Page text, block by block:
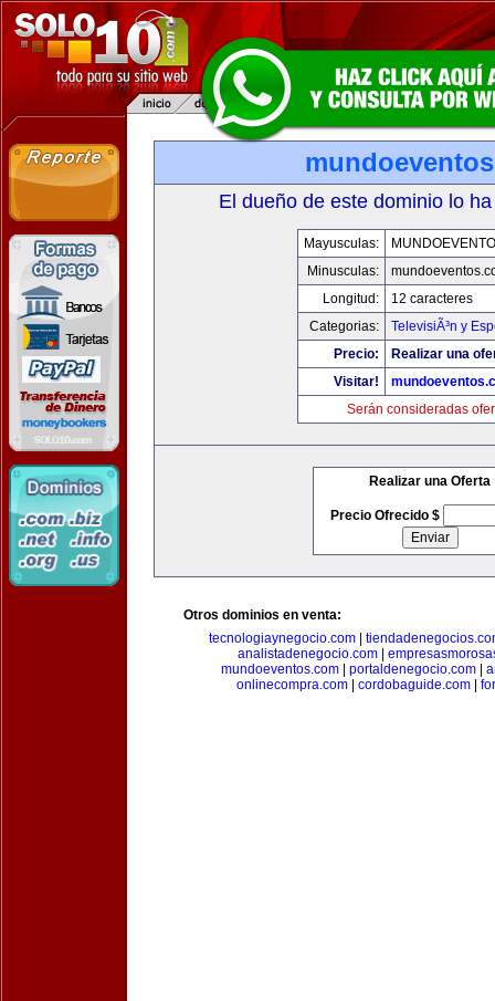
El dueño de este dominio lo
Mayusculas:
Minusculas:
Longitud:
12 caracteres
Categorias:
TelevisiÃ³n y
Precio:
Realizar una
Visitar!
Serán consideradas
Realizar una Oferta
Precio Ofrecido $
Otros dominios en venta:
tecnologiaynegocio.com
analistadenegocio.com
mundoeventos.com| portaldenegocio.com|
onlinecompra.com| cordobaguide.com|